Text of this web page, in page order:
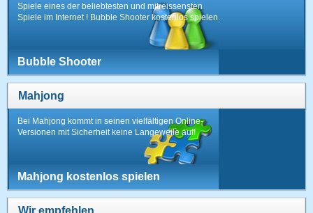
Spiele eines der beliebtesten und mitreissensten
Spiele im Internet ! Bubble Shooter kostenlos spielen.
Bubble Shooter
Mahjong
Bei Mahjong kommt in seinen vielfältigen Online-
Versionen mit Sicherheit keine Langeweile auf!
Mahjong kostenlos spielen
Wir empfehlen